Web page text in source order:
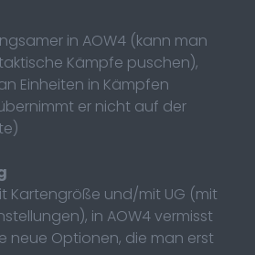
in AOW4 (kann man
Kämpfe puschen),
Einheiten in Kämpfen
er nicht auf der
Kartengröße und/mit UG (mit
in AOW4 vermisst
neue Optionen, die man erst